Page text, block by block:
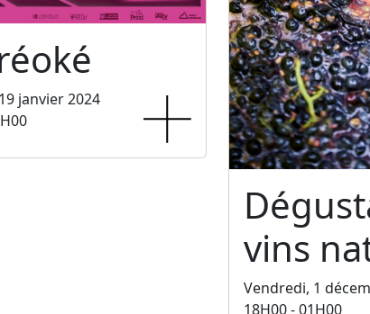
janvier 2024
vins
Vendredi, 1
18H00 - 01H00